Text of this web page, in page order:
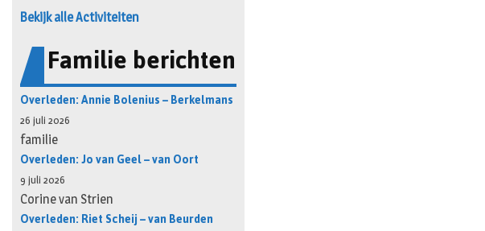
Bekijk alle Activiteiten
Familie berichten
Overleden: Annie Bolenius – Berkelmans
26 juli 2026
familie
Overleden: Jo van Geel – van Oort
9 juli 2026
Corine van Strien
Overleden: Riet Scheij – van Beurden